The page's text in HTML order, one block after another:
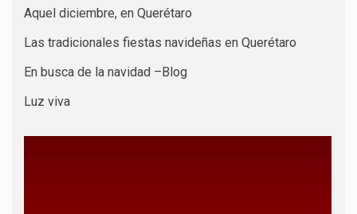
Aquel diciembre, en Querétaro
Las tradicionales fiestas navideñas en Querétaro
En busca de la navidad –Blog
Luz viva